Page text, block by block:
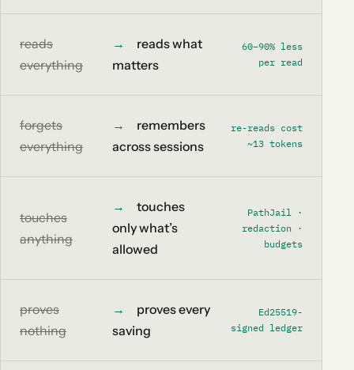
reads
everything
→
reads what
matters
60–90% less
per read
forgets
everything
→
remembers
across sessions
re-reads cost
~13 tokens
touches
anything
→
touches
only what’s
allowed
PathJail ·
redaction ·
budgets
proves
nothing
→
proves every
saving
Ed25519-
signed ledger